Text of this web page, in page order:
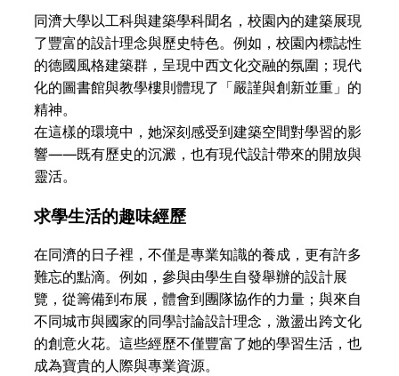
同濟大學以工科與建築學科聞名，校園內的建築展現
了豐富的設計理念與歷史特色。例如，校園內標誌性
的德國風格建築群，呈現中西文化交融的氛圍；現代
化的圖書館與教學樓則體現了「嚴謹與創新並重」的
精神。
在這樣的環境中，她深刻感受到建築空間對學習的影
響——既有歷史的沉澱，也有現代設計帶來的開放與
靈活。
求學生活的趣味經歷
在同濟的日子裡，不僅是專業知識的養成，更有許多
難忘的點滴。例如，參與由學生自發舉辦的設計展
覽，從籌備到布展，體會到團隊協作的力量；與來自
不同城市與國家的同學討論設計理念，激盪出跨文化
的創意火花。這些經歷不僅豐富了她的學習生活，也
成為寶貴的人際與專業資源。